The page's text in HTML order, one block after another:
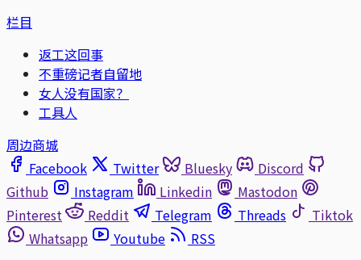
栏目
返工这回事
不重磅记者自留地
女人没有国家？
工具人
周边商城
Facebook
Twitter Bluesky
Discord
Github
Instagram Linkedin
Mastodon
Pinterest
Reddit Telegram Threads
Tiktok
Whatsapp
Youtube
RSS